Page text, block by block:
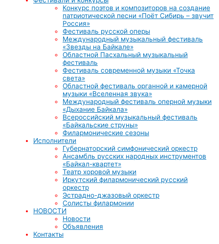
Конкурс поэтов и композиторов на создание
патриотической песни «Поёт Сибирь – звучит
Россия»
Фестиваль русской оперы
Международный музыкальный фестиваль
«Звезды на Байкале»
Областной Пасхальный музыкальный
фестиваль
Фестиваль современной музыки «Точка
света»
Областной фестиваль органной и камерной
музыки «Вселенная звука»
Международный фестиваль оперной музыки
«Дыхание Байкала»
Всероссийский музыкальный фестиваль
«Байкальские струны»
Филармонические сезоны
Исполнители
Губернаторский симфонический оркестр
Ансамбль русских народных инструментов
«Байкал-квартет»
Театр хоровой музыки
Иркутский филармонический русский
оркестр
Эстрадно-джазовый оркестр
Солисты филармонии
НОВОСТИ
Новости
Объявления
Контакты